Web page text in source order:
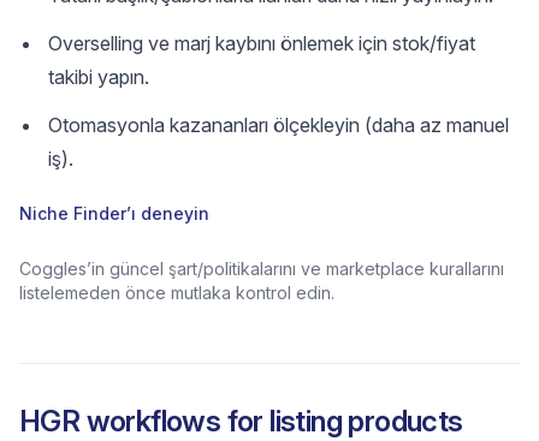
Overselling ve marj kaybını önlemek için stok/fiyat
takibi yapın.
Otomasyonla kazananları ölçekleyin (daha az manuel
iş).
Niche Finder’ı deneyin
Coggles’in güncel şart/politikalarını ve marketplace kurallarını
listelemeden önce mutlaka kontrol edin.
HGR workflows for listing products